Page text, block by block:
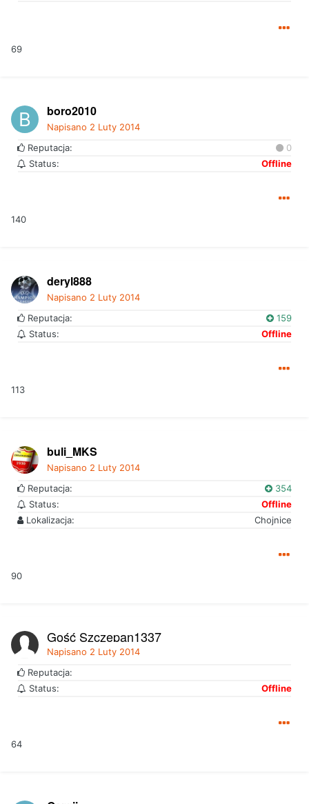
69
boro2010
Napisano 2 Luty 2014
Reputacja:
0
Status:
Offline
140
deryl888
Napisano 2 Luty 2014
Reputacja:
159
Status:
Offline
113
buli_MKS
Napisano 2 Luty 2014
Reputacja:
354
Status:
Offline
Lokalizacja:
Chojnice
90
Gość Szczepan1337
Napisano 2 Luty 2014
Reputacja:
Status:
Offline
64